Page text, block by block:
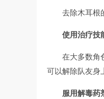
去除木耳根
使用治疗技
在大多数角
可以解除队友身
服用解毒药